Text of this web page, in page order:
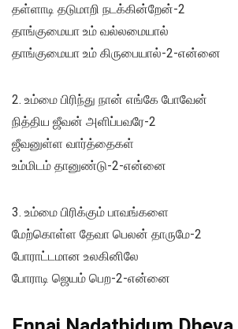
தள்ளாடி தடுமாறி நடக்கின்றேன்-2
தாங்குமையா உம் வல்லமையால்
தாங்குமையா உம் கிருபையால்-2-என்னை
2. உம்மை பிரிந்து நான் எங்கே போவேன்
நித்திய ஜீவன் அளிப்பவரே-2
ஜீவனுள்ள வார்த்தைகள்
உம்மிடம் தானுண்டு-2-என்னை
3. உம்மை பிரிக்கும் பாவங்களை
மேற்கொள்ள தேவா பெலன் தாருமே-2
போராட்டமான உலகினிலே
போராடி ஜெயம் பெற-2-என்னை